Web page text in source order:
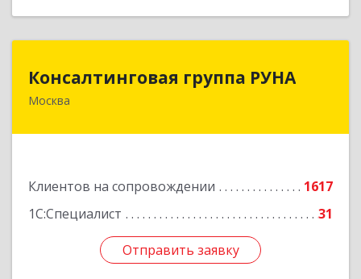
Консалтинговая группа РУНА
Москва
Клиентов на сопровождении
1617
1С:Специалист
31
Отправить заявку
117218, Москва г, Кржижановского ул, дом №
Отправить заявку